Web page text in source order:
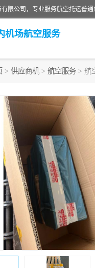
机场航空服务
> 供应商机 > 航空服务 > 航